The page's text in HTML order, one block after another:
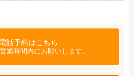
電話予約はこちら
業時間内にお願いします。